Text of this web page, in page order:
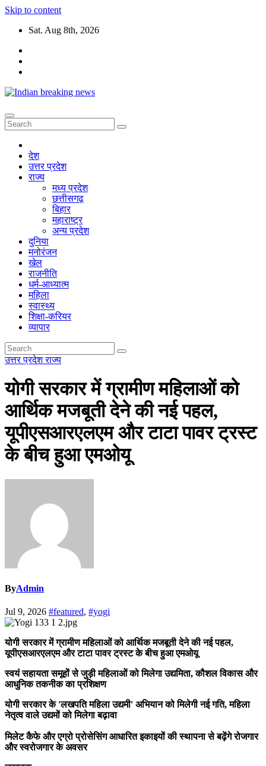
Skip to content
Sat. Aug 8th, 2026
देश
उत्तर प्रदेश
राज्य
मध्य प्रदेश
छत्तीसगढ़
बिहार
महाराष्ट्र
अन्य प्रदेश
दुनिया
मनोरंजन
खेल
राजनीति
धर्म-आध्यात्म
महिला
स्वास्थ्य
शिक्षा-करियर
व्यापार
उत्तर प्रदेशराज्य
योगी सरकार में ग्रामीण महिलाओं को
आर्थिक मजबूती देने की नई पहल,
यूपीएसआरएलएम और टाटा पावर ट्रस्ट
के बीच हुआ एमओयू
ByAdmin
Jul 9, 2026 #featured, #yogi
योगी सरकार में ग्रामीण महिलाओं को आर्थिक मजबूती देने की नई पहल,
यूपीएसआरएलएम और टाटा पावर ट्रस्ट के बीच हुआ एमओयू
स्वयं सहायता समूहों से जुड़ी महिलाओं को मिलेगा उद्यमिता, कौशल विकास और
आधुनिक तकनीक का प्रशिक्षण
योगी सरकार के 'लखपति महिला उद्यमी' अभियान को मिलेगी नई गति, महिला
नेतृत्व वाले उद्यमों को मिलेगा बढ़ावा
मिलेट कैफे और एग्रो प्रोसेसिंग आधारित इकाइयों की स्थापना से बढ़ेंगे रोजगार
और स्वरोजगार के अवसर